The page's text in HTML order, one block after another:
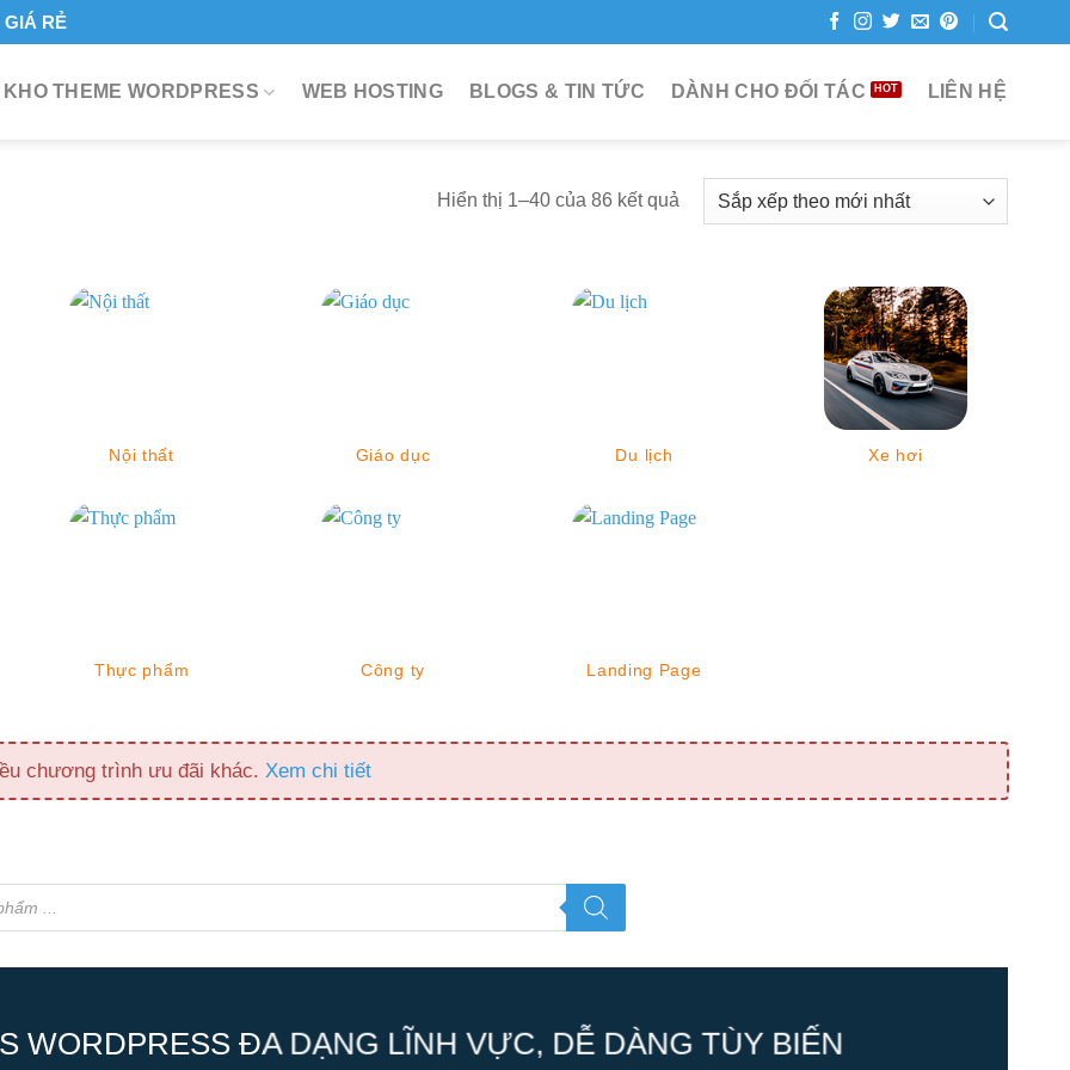
GIÁ RẺ
KHO THEME WORDPRESS WEB HOSTING BLOGS & TIN TỨC DÀNH CHO ĐỐI TÁC LIÊN HỆ
Hiển thị 1–40 của 86 kết quả
Nội thất Giáo dục Du lịch Xe hơi
Thực phẩm Công ty Landing Page
chương trình ưu đãi khác. Xem chi tiết
WORDPRESS ĐA DẠNG LĨNH VỰC, DỄ DÀNG TÙY BIẾN